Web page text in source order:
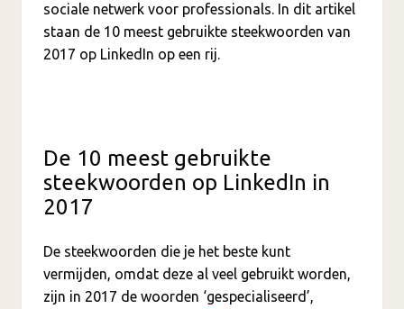
sociale netwerk voor professionals. In dit artikel
staan de 10 meest gebruikte steekwoorden van
2017 op LinkedIn op een rij.
De 10 meest gebruikte
steekwoorden op LinkedIn in
2017
De steekwoorden die je het beste kunt
vermijden, omdat deze al veel gebruikt worden,
zijn in 2017 de woorden ‘gespecialiseerd’,